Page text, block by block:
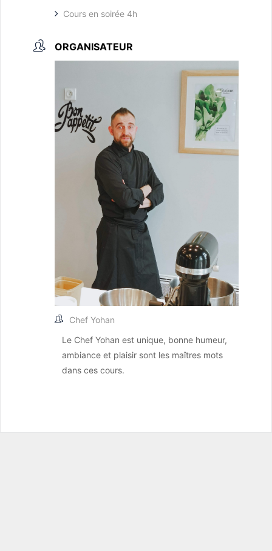
Cours en soirée 4h
ORGANISATEUR
Chef Yohan
Le Chef Yohan est unique, bonne humeur,
ambiance et plaisir sont les maîtres mots
dans ces cours.